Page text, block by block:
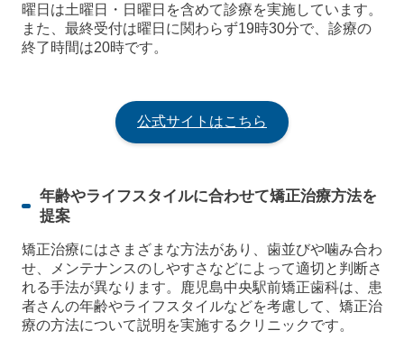
曜日は土曜日・日曜日を含めて診療を実施しています。
また、最終受付は曜日に関わらず19時30分で、診療の
終了時間は20時です。
公式サイトはこちら
年齢やライフスタイルに合わせて矯正治療方法を
提案
矯正治療にはさまざまな方法があり、歯並びや噛み合わ
せ、メンテナンスのしやすさなどによって適切と判断さ
れる手法が異なります。鹿児島中央駅前矯正歯科は、患
者さんの年齢やライフスタイルなどを考慮して、矯正治
療の方法について説明を実施するクリニックです。